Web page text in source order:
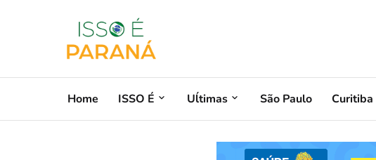
Home ISSO É Uĺtimas São Paulo Curitiba